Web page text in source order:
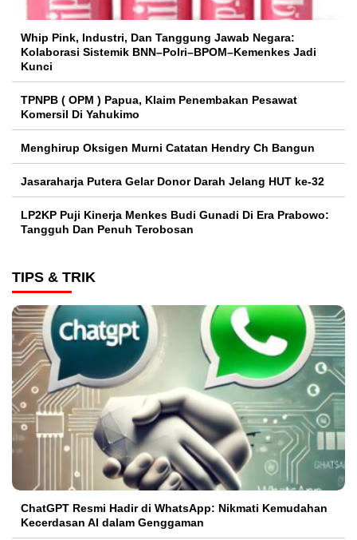
Whip Pink, Industri, Dan Tanggung Jawab Negara:
Kolaborasi Sistemik BNN–Polri–BPOM–Kemenkes Jadi
Kunci
TPNPB ( OPM ) Papua, Klaim Penembakan Pesawat
Komersil Di Yahukimo
Menghirup Oksigen Murni Catatan Hendry Ch Bangun
Jasaraharja Putera Gelar Donor Darah Jelang HUT ke-32
LP2KP Puji Kinerja Menkes Budi Gunadi Di Era Prabowo:
Tangguh Dan Penuh Terobosan‎
TIPS & TRIK
ChatGPT Resmi Hadir di WhatsApp: Nikmati Kemudahan
Kecerdasan AI dalam Genggaman